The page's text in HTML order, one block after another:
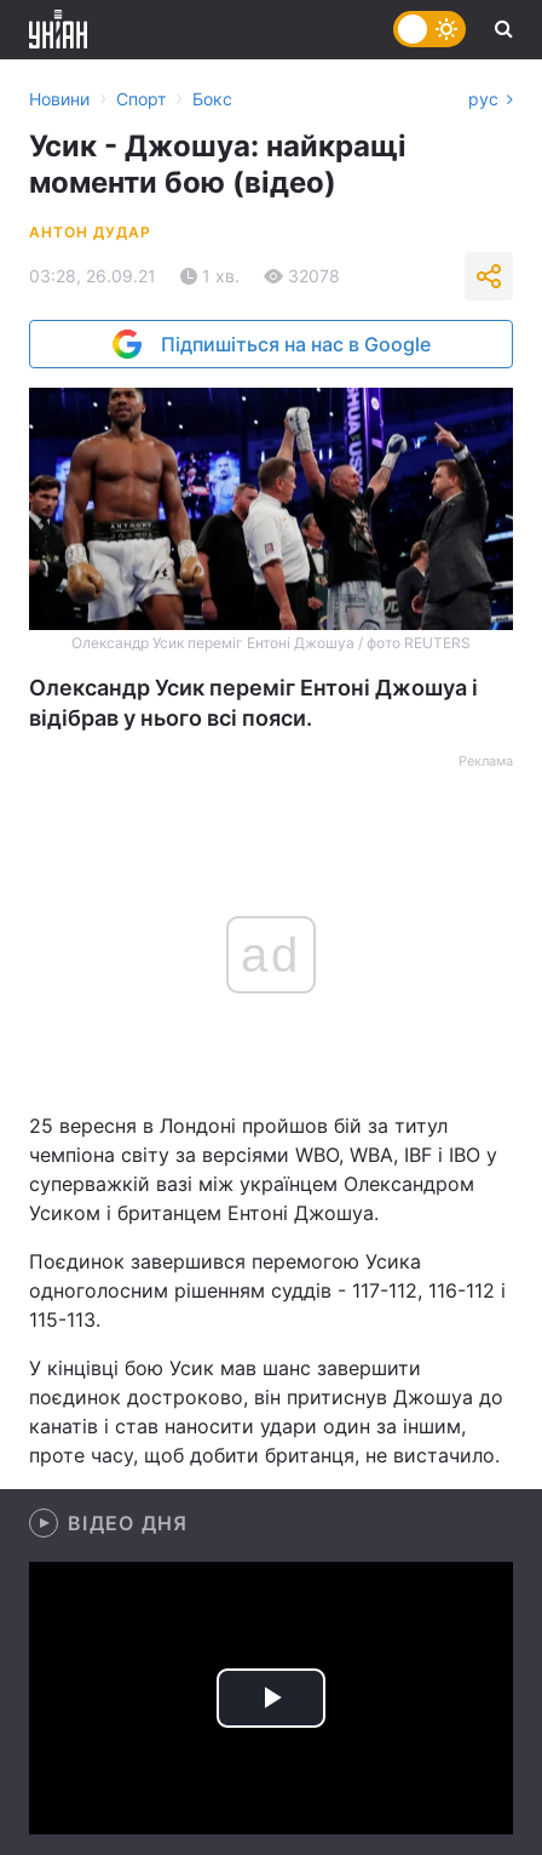
Головна Війна
Економіка Світ
Техно і зв'язок Лайт
Зброя Інциденти
Здоров'я
Цікавинки Погода
Новини › Спорт › Бокс рус
Усик - Джошуа: найкращі
моменти бою (відео)
АНТОН ДУДАР
03:28, 26.09.21 1 хв. 32078
Підпишіться на нас в Google
Олександр Усик переміг Ентоні Джошуа / фото REUTERS
Олександр Усик переміг Ентоні Джошуа і
відібрав у нього всі пояси.
Реклама
ad
25 вересня в Лондоні пройшов бій за титул
чемпіона світу за версіями WBO, WBA, IBF і IBO у
суперважкій вазі між українцем Олександром
Усиком і британцем Ентоні Джошуа.
Поєдинок завершився перемогою Усика
одноголосним рішенням суддів - 117-112, 116-112 і
115-113.
У кінцівці бою Усик мав шанс завершити
поєдинок достроково, він притиснув Джошуа до
канатів і став наносити удари один за іншим,
проте часу, щоб добити британця, не вистачило.
ВІДЕО ДНЯ
Play